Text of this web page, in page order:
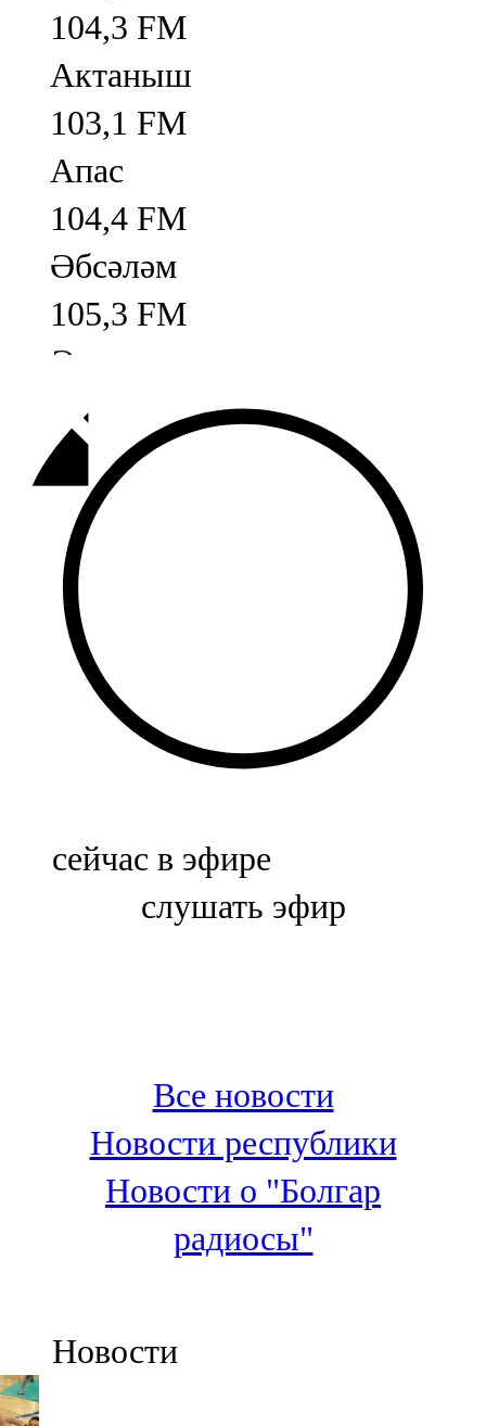
104,3 FM
Актаныш
103,1 FM
Апас
104,4 FM
Әбсәләм
105,3 FM
Әлмәт
92,9 FM
Базарлы матак
107,1 FM
Балык бистәсе
104,9 FM
Баулы
107,5 FM
Биләр
Болгар
100,3 FM
Зәй
106,6 FM
Кадыбаш
105,2 FM
91,5 FM
сейчас в эфире
слушать эфир
Все новости
Новости республики
Новости о "Болгар
радиосы"
Новости